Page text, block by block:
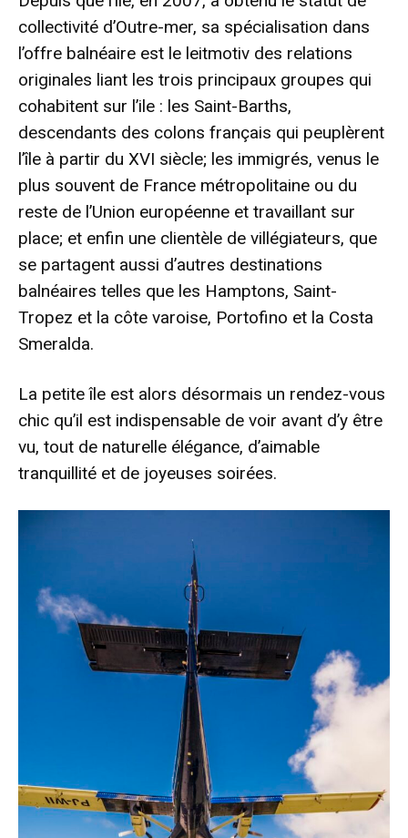
collectivité d’Outre-mer, sa spécialisation dans
l’offre balnéaire est le leitmotiv des relations
originales liant les trois principaux groupes qui
cohabitent sur l’ile : les Saint-Barths,
descendants des colons français qui peuplèrent
l’île à partir du XVI siècle; les immigrés, venus le
plus souvent de France métropolitaine ou du
reste de l’Union européenne et travaillant sur
place; et enfin une clientèle de villégiateurs, que
se partagent aussi d’autres destinations
balnéaires telles que les Hamptons, Saint-
Tropez et la côte varoise, Portofino et la Costa
Smeralda.
La petite île est alors désormais un rendez-vous
chic qu’il est indispensable de voir avant d’y être
vu, tout de naturelle élégance, d’aimable
tranquillité et de joyeuses soirées.